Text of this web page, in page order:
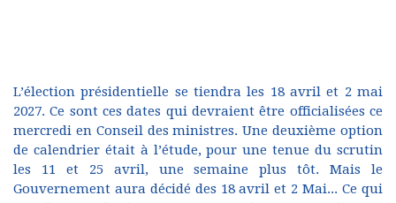
L’élection présidentielle se tiendra les 18 avril et 2 mai
2027. Ce sont ces dates qui devraient être officialisées ce
mercredi en Conseil des ministres. Une deuxième option
de calendrier était à l’étude, pour une tenue du scrutin
les 11 et 25 avril, une semaine plus tôt. Mais le
Gouvernement aura décidé des 18 avril et 2 Mai... Ce qui